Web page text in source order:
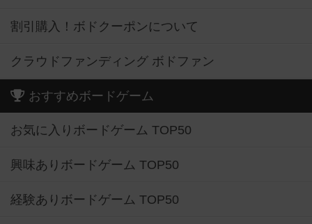
割引購入！ボドクーポンについて
クラウドファンディング ボドファン
おすすめボードゲーム
お気に入りボードゲーム TOP50
興味ありボードゲーム TOP50
経験ありボードゲーム TOP50